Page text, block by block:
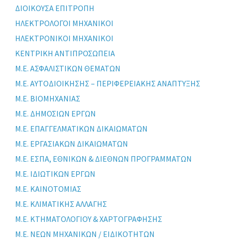
ΔΙΟΙΚΟΥΣΑ ΕΠΙΤΡΟΠΗ
ΗΛΕΚΤΡΟΛΟΓΟΙ ΜΗΧΑΝΙΚΟΙ
ΗΛΕΚΤΡΟΝΙΚΟΙ ΜΗΧΑΝΙΚΟΙ
ΚΕΝΤΡΙΚΗ ΑΝΤΙΠΡΟΣΩΠΕΙΑ
Μ.Ε. ΑΣΦΑΛΙΣΤΙΚΩΝ ΘΕΜΑΤΩΝ
Μ.Ε. ΑΥΤΟΔΙΟΙΚΗΣΗΣ – ΠΕΡΙΦΕΡΕΙΑΚΗΣ ΑΝΑΠΤΥΞΗΣ
Μ.Ε. ΒΙΟΜΗΧΑΝΙΑΣ
Μ.Ε. ΔΗΜΟΣΙΩΝ ΕΡΓΩΝ
Μ.Ε. ΕΠΑΓΓΕΛΜΑΤΙΚΩΝ ΔΙΚΑΙΩΜΑΤΩΝ
Μ.Ε. ΕΡΓΑΣΙΑΚΩΝ ΔΙΚΑΙΩΜΑΤΩΝ
Μ.Ε. ΕΣΠΑ, ΕΘΝΙΚΩΝ & ΔΙΕΘΝΩΝ ΠΡΟΓΡΑΜΜΑΤΩΝ
Μ.Ε. ΙΔΙΩΤΙΚΩΝ ΕΡΓΩΝ
Μ.Ε. ΚΑΙΝΟΤΟΜΙΑΣ
Μ.Ε. ΚΛΙΜΑΤΙΚΗΣ ΑΛΛΑΓΗΣ
Μ.Ε. ΚΤΗΜΑΤΟΛΟΓΙΟΥ & ΧΑΡΤΟΓΡΑΦΗΣΗΣ
Μ.Ε. ΝΕΩΝ ΜΗΧΑΝΙΚΩΝ / ΕΙΔΙΚΟΤΗΤΩΝ